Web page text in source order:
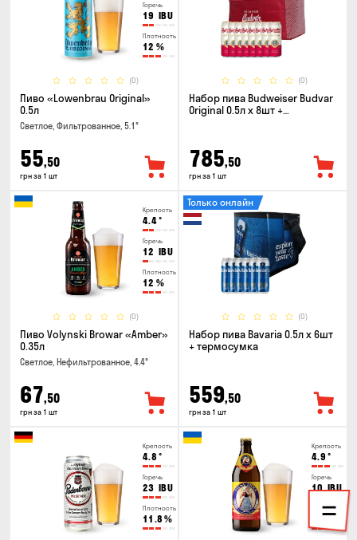
Горечь
19 IBU
Плотность
12 %
(0)
Пиво «Lowenbrau Original»
0.5л
Светлое, Фильтрованное, 5.1°
55,50
грн за 1 шт
(0)
Набор пива Budweiser Budvar
Original 0.5л x 8шт +
785,50
грн за 1 шт
Крепость
4.4°
Горечь
12 IBU
Плотность
12 %
(0)
Пиво Volynski Browar «Amber»
0.35л
Светлое, Нефильтрованное, 4.4°
67,50
грн за 1 шт
(0)
Только онлайн
Набор пива Bavaria 0.5л х 6шт
+ термосумка
559,50
грн за 1 шт
Крепость
4.8 °
Горечь
23 IBU
Плотность
11.8 %
Крепость
4.9 °
Горечь
10IBU
Плотность
11%